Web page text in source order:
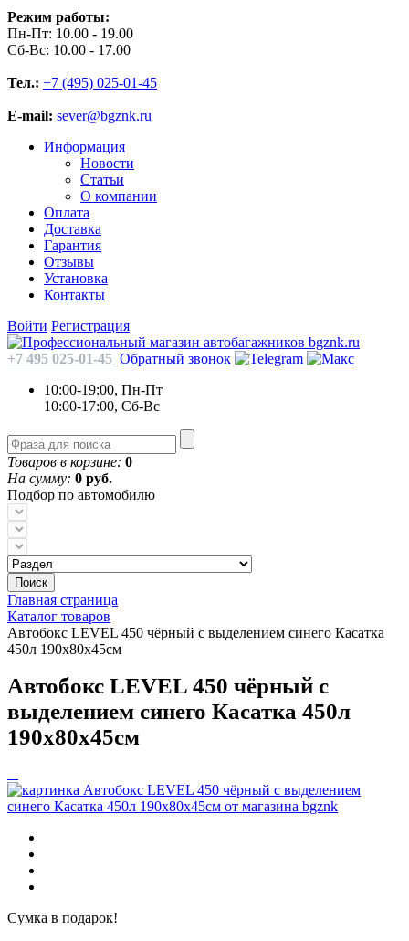
Режим работы:
Пн-Пт: 10.00 - 19.00
Сб-Вс: 10.00 - 17.00
Тел.: +7 (495) 025-01-45
E-mail: sever@bgznk.ru
Информация
Новости
Статьи
О компании
Оплата
Доставка
Гарантия
Отзывы
Установка
Контакты
Войти Регистрация
+7 495 025-01-45 Обратный звонок
10:00-19:00, Пн-Пт
10:00-17:00, Сб-Вс
Товаров в корзине: 0
На сумму: 0 руб.
Подбор по автомобилю
Поиск
Главная страница
Каталог товаров
Автобокс LEVEL 450 чёрный с выделением синего Касатка
450л 190х80x45см
Автобокс LEVEL 450 чёрный с
выделением синего Касатка 450л
190х80x45см
Сумка в подарок!